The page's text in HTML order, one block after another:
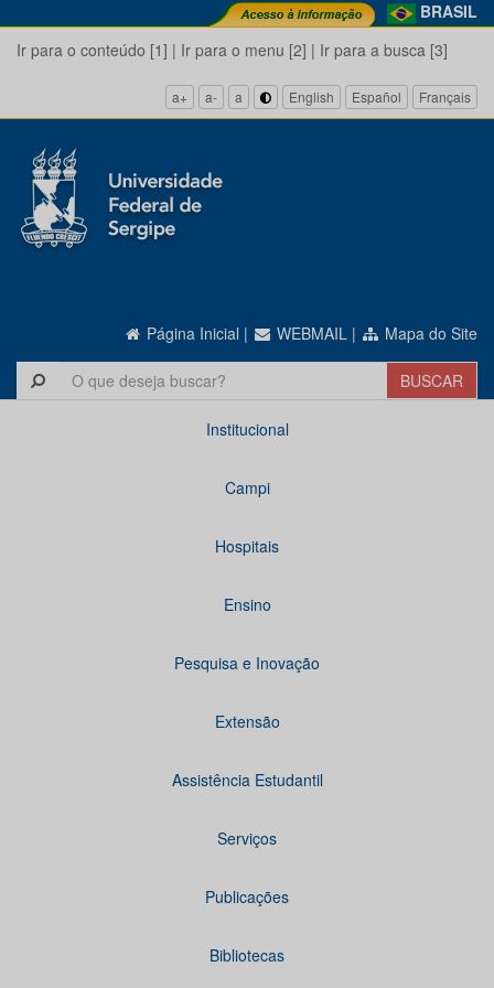
BRASIL
Ir para o conteúdo [1] | Ir para o menu [2] | Ir para a busca [3]
a+ a- a English Español Français
Página Inicial | WEBMAIL | Mapa do Site
Institucional
Campi
Hospitais
Ensino
Pesquisa e Inovação
Extensão
Assistência Estudantil
Serviços
Publicações
Bibliotecas